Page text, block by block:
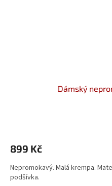
Dámský
899 Kč
Nepromokavý. Malá krempa.
podšívka.